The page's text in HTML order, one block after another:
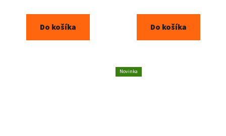
Do košíka Do košíka
Novinka